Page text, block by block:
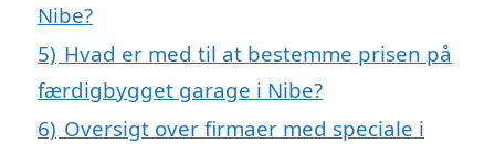
Nibe?
5) Hvad er med til at bestemme prisen på
færdigbygget garage i Nibe?
6) Oversigt over firmaer med speciale i